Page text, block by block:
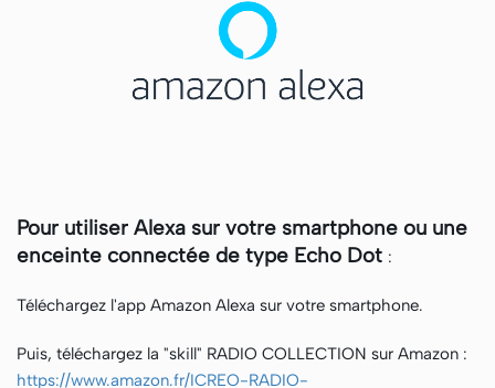
Pour utiliser Alexa sur votre smartphone ou une
enceinte connectée de type Echo Dot :
Téléchargez l'app Amazon Alexa sur votre smartphone.
Puis, téléchargez la "skill" RADIO COLLECTION sur Amazon :
https://www.amazon.fr/ICREO-RADIO-